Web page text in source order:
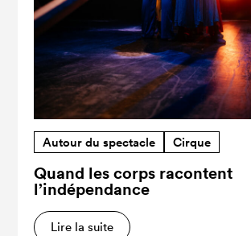
Autour du spectacle Cirque
Quand les corps racontent
l’indépendance
Lire la suite